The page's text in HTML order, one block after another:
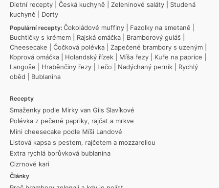
Dietní recepty
Česká kuchyně Zeleninové saláty
Studená
kuchyně
Dorty
Populární recepty: Čokoládové muffiny Fazolky na smetaně
Buchtičky s krémem
Rajská omáčka Bramborový guláš
Cheesecake
Čočková polévka Zapečené brambory s uzeným
Koprová omáčka
Holandský řízek Míša řezy Kuře na paprice
Langoše
Hraběnčiny řezy Lečo Nadýchaný perník
Rychlý
oběd
Bublanina
Recepty
Smaženky podle Mirky van Gils Slavíkové
Polévka z pečené papriky, rajčat a mrkve
Mini cheesecake podle Míši Landové
Listová kapsa s pestem, rajčetem a mozzarellou
Extra rychlá borůvková bublanina
Cizrnové kari
Články